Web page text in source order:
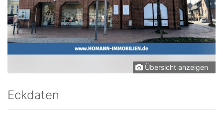
Übersicht anzeigen
Eckdaten